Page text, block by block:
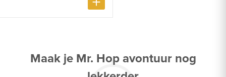
Maak je Mr. Hop avontuur nog